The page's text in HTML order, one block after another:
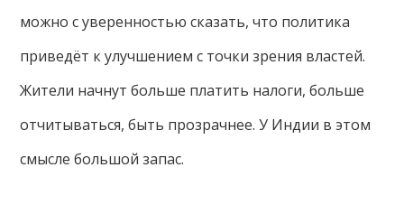
можно с уверенностью сказать, что политика
приведёт к улучшением с точки зрения властей.
Жители начнут больше платить налоги, больше
отчитываться, быть прозрачнее. У Индии в этом
смысле большой запас.